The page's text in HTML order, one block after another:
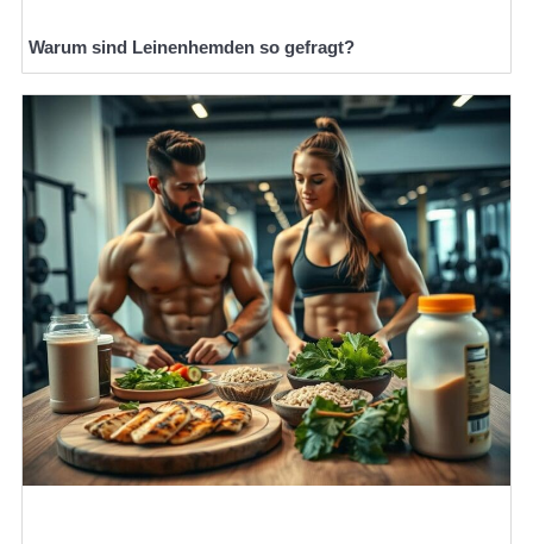
Warum sind Leinenhemden so gefragt?